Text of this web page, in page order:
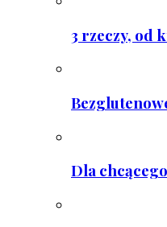
3 rzeczy, od
Dla